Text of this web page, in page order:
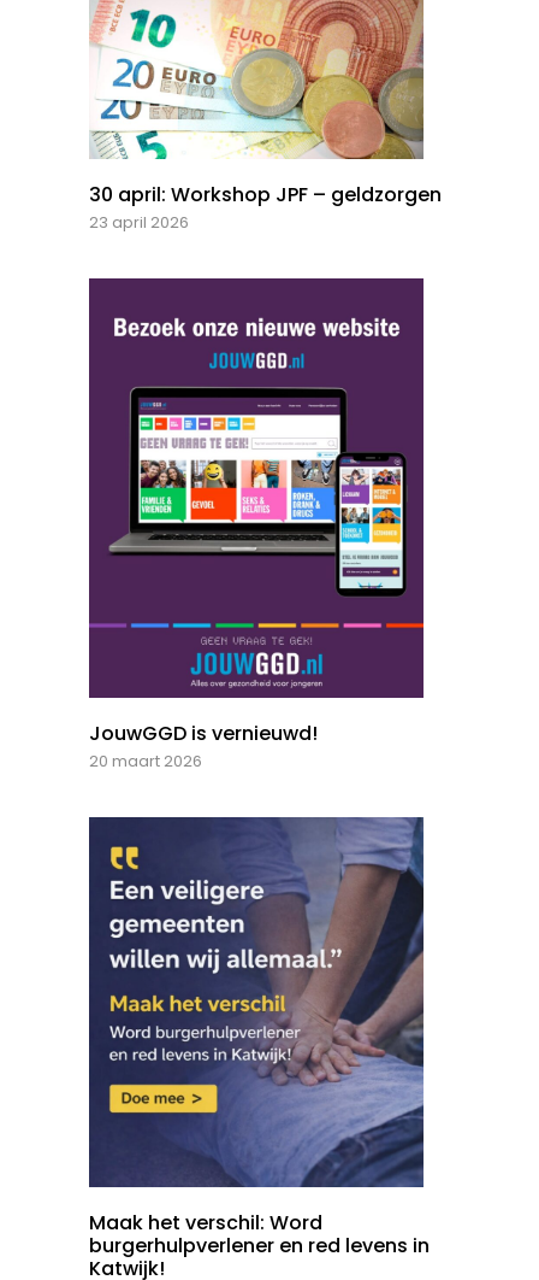
30 april: Workshop JPF – geldzorgen
23 april 2026
JouwGGD is vernieuwd!
20 maart 2026
Maak het verschil: Word
burgerhulpverlener en red levens in
Katwijk!